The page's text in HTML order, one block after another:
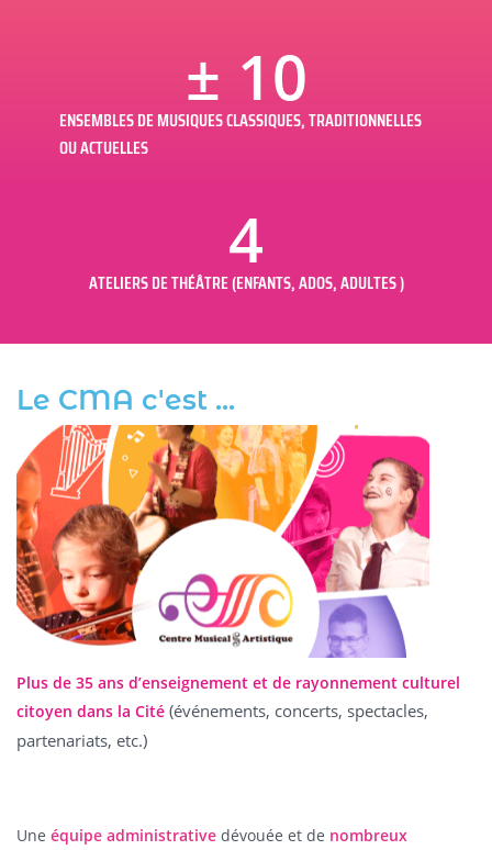
ENSEMBLES DE MUSIQUES CLASSIQUES, TRADITIONNELLES
OU ACTUELLES
± 10
ATELIERS DE THÉÂTRE (ENFANTS, ADOS, ADULTES )
4
Le CMA c'est ...
Plus de 35 ans d’enseignement et de rayonnement culturel
citoyen dans la Cité (événements, concerts, spectacles,
partenariats, etc.)
Une équipe administrative dévouée et de nombreux